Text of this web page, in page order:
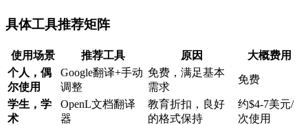
具体工具推荐矩阵
使用场景 推荐工具 原因
大概费用
个人，偶
尔使用
Google翻译+手动
调整
免费，满足基本
需求
免费
学生，学
术
OpenL文档翻译
器
教育折扣，良好
的格式保持
约$4-7美元/
次使用